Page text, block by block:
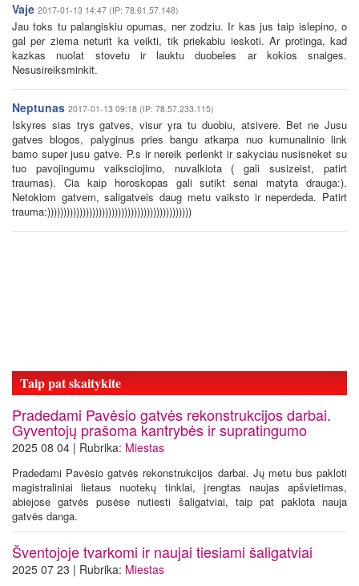
Vaje 2017-01-13 14:47 (IP: 78.61.57.148)
Jau toks tu palangiskiu opumas, ner zodziu. Ir kas jus taip islepino, o
gal per ziema neturit ka veikti, tik priekabiu ieskoti. Ar protinga, kad
kazkas nuolat stovetu ir lauktu duobeles ar kokios snaiges.
Nesusireiksminkit.
Neptunas 2017-01-13 09:18 (IP: 78.57.233.115)
Iskyres sias trys gatves, visur yra tu duobiu, atsivere. Bet ne Jusu
gatves blogos, palyginus pries bangu atkarpa nuo kumunalinio link
bamo super jusu gatve. P.s ir nereik perlenkt ir sakyciau nusisneket su
tuo pavojingumu vaiksciojimo, nuvalkiota ( gali susizeist, patirt
traumas). Cia kaip horoskopas gali sutikt senai matyta drauga:).
Netokiom gatvem, saligatveis daug metu vaiksto ir neperdeda. Patirt
trauma:)))))))))))))))))))))))))))))))))))))))))))))
Taip pat skaitykite
Pradedami Pavėsio gatvės rekonstrukcijos darbai.
Gyventojų prašoma kantrybės ir supratingumo
2025 08 04 | Rubrika: Miestas
Pradedami Pavėsio gatvės rekonstrukcijos darbai. Jų metu bus pakloti
magistraliniai lietaus nuotekų tinklai, įrengtas naujas apšvietimas,
abiejose gatvės pusėse nutiesti šaligatviai, taip pat paklota nauja
gatvės danga.
Šventojoje tvarkomi ir naujai tiesiami šaligatviai
2025 07 23 | Rubrika: Miestas